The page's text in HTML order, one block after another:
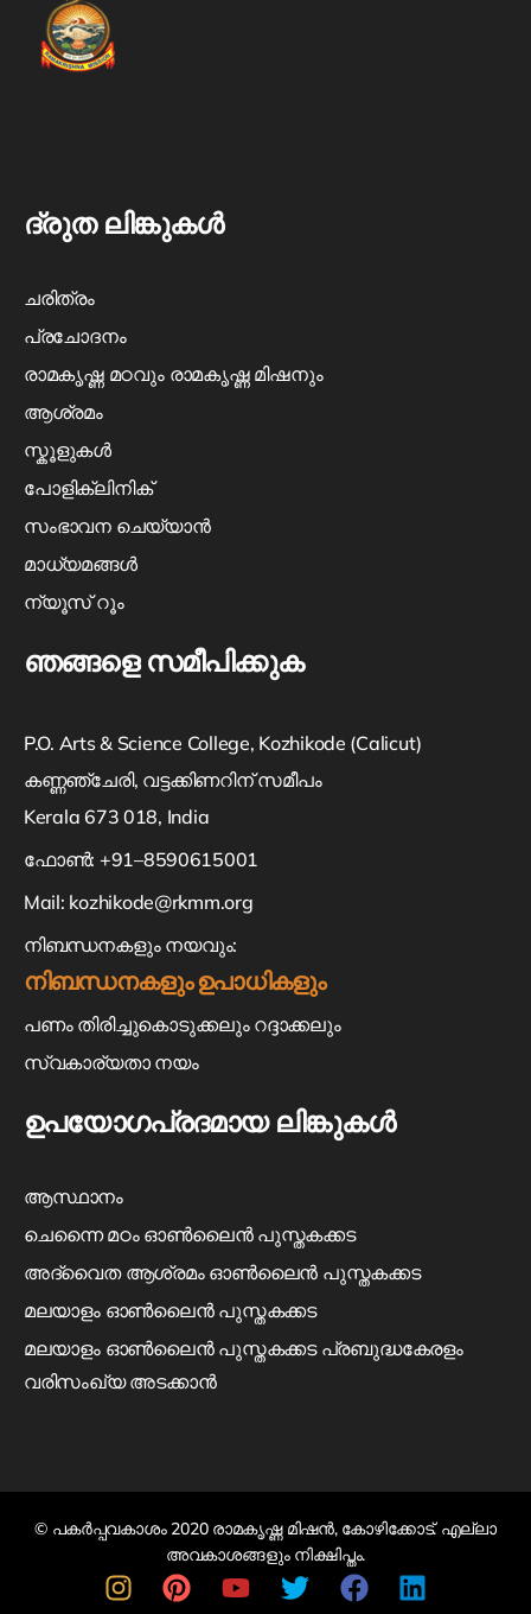
ദ്രുത ലിങ്കുകൾ
ചരിത്രം
പ്രചോദനം
രാമകൃഷ്ണ മഠവും രാമകൃഷ്ണ മിഷനും
ആശ്രമം
സ്കൂളുകൾ
പോളിക്ലിനിക്
സംഭാവന ചെയ്യാൻ
മാധ്യമങ്ങൾ
ന്യൂസ് റൂം
ഞങ്ങളെ സമീപിക്കുക
P.O. Arts & Science College, Kozhikode (Calicut)
കണ്ണഞ്ചേരി, വട്ടക്കിണറിന് സമീപം
Kerala 673 018, India
ഫോൺ: +91–8590615001
Mail: kozhikode@rkmm.org
നിബന്ധനകളും നയവും:
നിബന്ധനകളും ഉപാധികളും
പണം തിരിച്ചുകൊടുക്കലും റദ്ദാക്കലും
സ്വകാര്യതാ നയം
ഉപയോഗപ്രദമായ ലിങ്കുകൾ
ആസ്ഥാനം
ചെന്നൈ മഠം ഓൺലൈൻ പുസ്തകക്കട
അദ്വൈത ആശ്രമം ഓൺലൈൻ പുസ്തകക്കട
മലയാളം ഓൺലൈൻ പുസ്തകക്കട
മലയാളം ഓൺലൈൻ പുസ്തകക്കട പ്രബുദ്ധകേരളം
വരിസംഖ്യ അടക്കാൻ
© പകർപ്പവകാശം 2020 രാമകൃഷ്ണ മിഷൻ, കോഴിക്കോട്. എല്ലാ
അവകാശങ്ങളും നിക്ഷിപ്തം.